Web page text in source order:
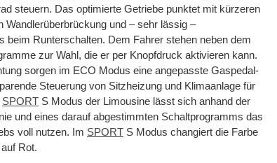
steuern. Das optimierte Getriebe punktet mit kürzeren
Wandlerüberbrückung und – sehr lässig –
beim Runterschalten. Dem Fahrer stehen neben dem
zur Wahl, die er per Knopfdruck aktivieren kann.
sorgen im ECO Modus eine angepasste Gaspedal-
Steuerung von Sitzheizung und Klimaanlage für
SPORT S Modus der Limousine lässt sich anhand der
und eines darauf abgestimmten Schaltprogramms das
voll nutzen. Im SPORT S Modus changiert die Farbe
Rot.